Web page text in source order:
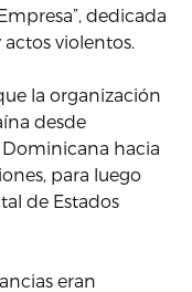
dedicada
violentos.
la organización
desde
hacia
para luego
de Estados
eran